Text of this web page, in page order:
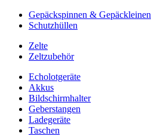
Gepäckspinnen & Gepäckleinen
Schutzhüllen
Zelte
Zeltzubehör
Echolotgeräte
Akkus
Bildschirmhalter
Geberstangen
Ladegeräte
Taschen